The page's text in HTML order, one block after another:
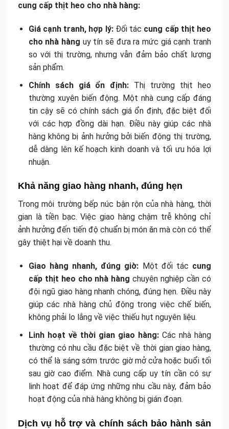
cung cấp thịt heo cho nhà hàng:
Giá cạnh tranh, hợp lý:Đối tác cung cấp thịt heo
cho nhà hàng uy tín sẽ đưa ra mức giá cạnh tranh
so với thị trường, nhưng vẫn đảm bảo chất lượng
sản phẩm.
Chính sách giá ổn định: Thị trường thịt heo
thường xuyên biến động. Một nhà cung cấp đáng
tin cậy sẽ có chính sách giá ổn định, đặc biệt đối
với các hợp đồng dài hạn. Điều này giúp các nhà
hàng không bị ảnh hưởng bởi biến động thị trường,
dễ dàng lên kế hoạch kinh doanh và tối ưu hóa lợi
nhuận.
Khả năng giao hàng nhanh, đúng hẹn
Trong môi trường bếp núc bận rộn của nhà hàng, thời
gian là tiền bạc. Việc giao hàng chậm trễ không chỉ
ảnh hưởng đến tiến độ chuẩn bị món ăn mà còn có thể
gây thiệt hại về doanh thu.
Giao hàng nhanh, đúng giờ: Một đối tác cung
cấp thịt heo cho nhà hàng chuyên nghiệp cần có
đội ngũ giao hàng nhanh chóng, đúng hẹn. Điều này
giúp các nhà hàng chủ động trong việc chế biến,
không phải lo lắng về việc thiếu hụt nguyên liệu.
Linh hoạt về thời gian giao hàng:Các nhà hàng
thường có nhu cầu đặc biệt về thời gian giao hàng,
có thể là sáng sớm trước giờ mở cửa hoặc buổi tối
sau giờ cao điểm. Nhà cung cấp uy tín cần có sự
linh hoạt để đáp ứng những nhu cầu này, đảm bảo
hoạt động của nhà hàng không bị gián đoạn.
Dịch vụ hỗ trợ và chính sách bảo hành sản